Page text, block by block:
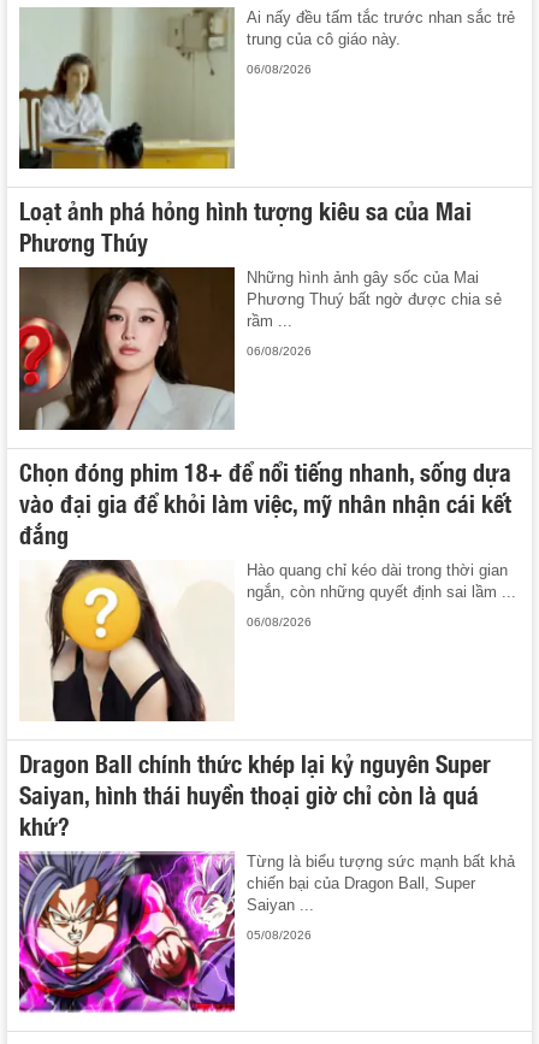
Ai nấy đều tấm tắc trước nhan sắc trẻ
trung của cô giáo này.
06/08/2026
Loạt ảnh phá hỏng hình tượng kiêu sa của Mai
Phương Thúy
Những hình ảnh gây sốc của Mai
Phương Thuý bất ngờ được chia sẻ
rầm ...
06/08/2026
Chọn đóng phim 18+ để nổi tiếng nhanh, sống dựa
vào đại gia để khỏi làm việc, mỹ nhân nhận cái kết
đắng
Hào quang chỉ kéo dài trong thời gian
ngắn, còn những quyết định sai lầm ...
06/08/2026
Dragon Ball chính thức khép lại kỷ nguyên Super
Saiyan, hình thái huyền thoại giờ chỉ còn là quá
khứ?
Từng là biểu tượng sức mạnh bất khả
chiến bại của Dragon Ball, Super
Saiyan ...
05/08/2026